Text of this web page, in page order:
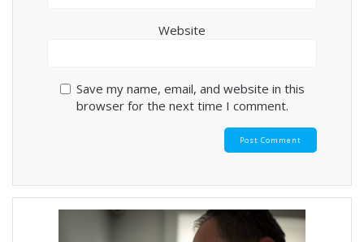
Website
Save my name, email, and website in this
browser for the next time I comment.